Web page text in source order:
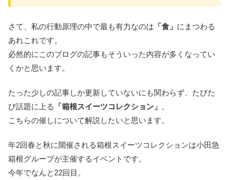
さて、私の行動原理の中で最も有力なのは 「食」 にまつわる
あれこれです。
必然的にこのブログの記事もそういった内容が多くなってい
くかと思います。
たった少しの記事しか更新していないにも関わらず、たびた
び話題に上る
「箱根スイーツコレクション」 。
こちらの催しについて解説したいと思います。
年2回春と秋に開催される箱根スイーツコレクションは小田急
箱根グループが主催するイベントです。
今年でなんと22回目。